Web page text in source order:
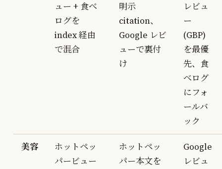
ュー + 食べ
ログを
index 経由
で混合
明示
citation、
Google レビ
ューで裏付
け
レビュ
ー
(GBP)
を最優
先、食
べログ
にフォ
ールバ
ック
美容
ホットペッ
パービュー
ホットペッ
パー本文を
Google
レビュ